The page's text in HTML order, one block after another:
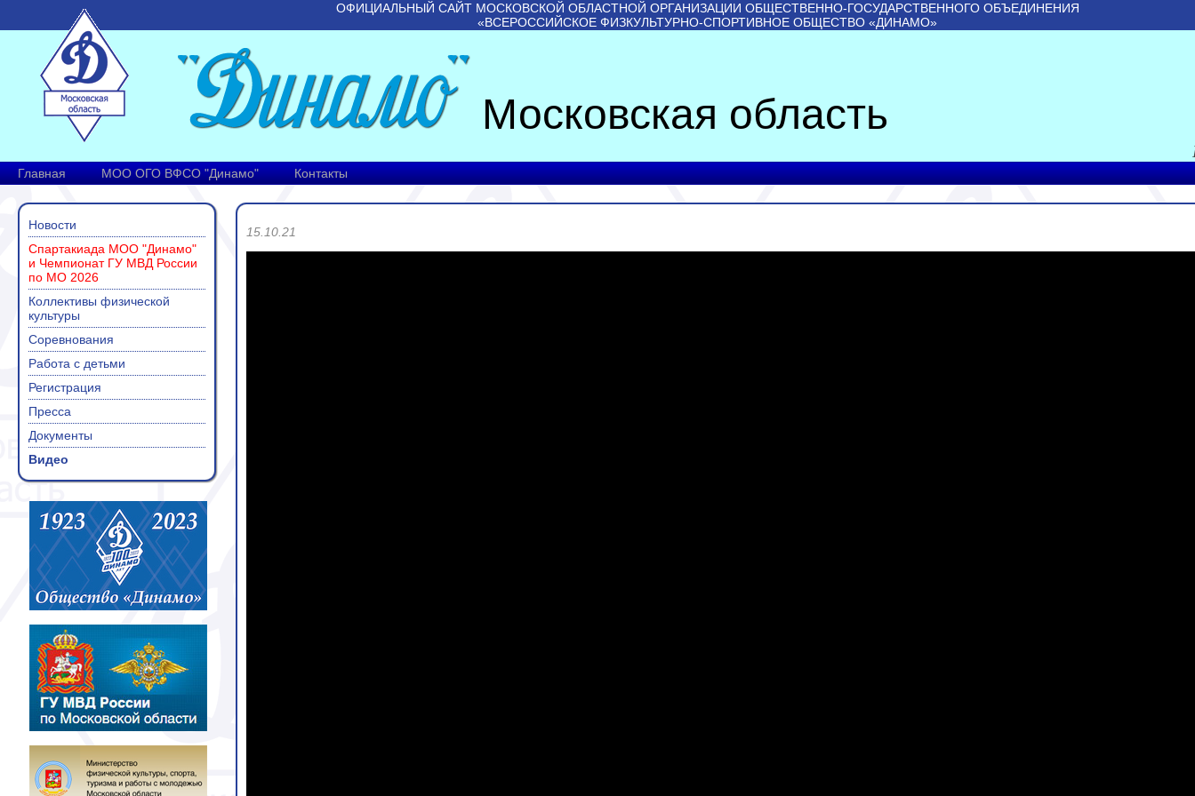
ОФИЦИАЛЬНЫЙ САЙТ МОСКОВСКОЙ ОБЛАСТНОЙ ОРГАНИЗАЦИИ ОБЩЕСТВЕННО-ГОСУДАРСТВЕННОГО ОБЪЕДИНЕНИЯ
«ВСЕРОССИЙСКОЕ ФИЗКУЛЬТУРНО-СПОРТИВНОЕ ОБЩЕСТВО «ДИНАМО»
Московская область
Главная МОО ОГО ВФСО "Динамо" Контакты
Новости
Спартакиада МОО "Динамо"
и Чемпионат ГУ МВД России
по МО 2026
Коллективы физической
культуры
Соревнования
Работа с детьми
Регистрация
Пресса
Документы
Видео
15.10.21